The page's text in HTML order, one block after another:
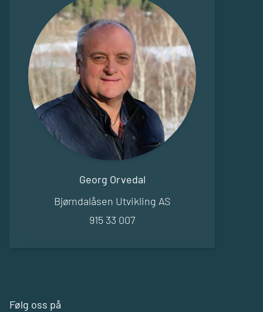
NameGeorg Orvedal
Position
Bjørndalåsen Utvikling AS
Phone number
915 33 007
Følg oss på